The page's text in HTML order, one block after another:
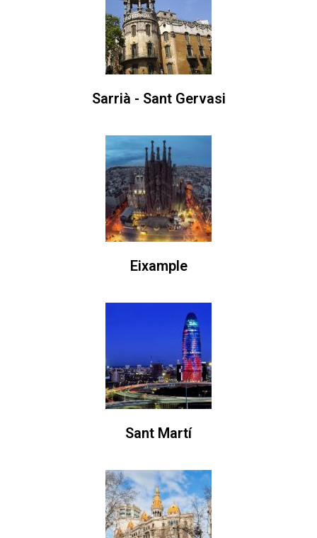
Sarrià - Sant Gervasi
Eixample
Sant Martí